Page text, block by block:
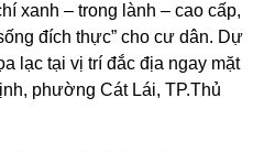
xanh – trong lành – cao cấp,
đích thực” cho cư dân. Dự
lạc tại vị trí đắc địa ngay mặt
phường Cát Lái, TP.Thủ